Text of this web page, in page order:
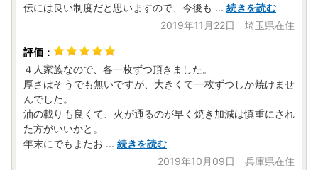
伝には良い制度だと思いますので、今後も ... 続きを読む
2019年11月22日 埼玉県在住
４人家族なので、各一枚ずつ頂きました。
厚さはそうでも無いですが、大きくて一枚ずつしか焼けませ
んでした。
油の載りも良くて、火が通るのが早く焼き加減は慎重にされ
た方がいいかと。
年末にでもまたお ... 続きを読む
2019年10月09日 兵庫県在住